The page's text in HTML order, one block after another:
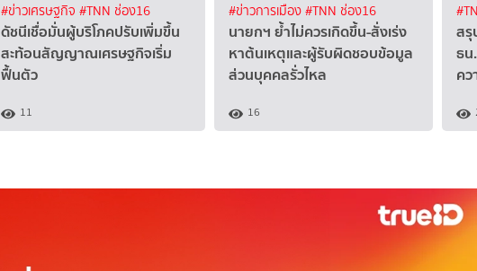
#ข่าวเศรษฐกิจ #TNN ช่อง16
ดัชนีเชื่อมั่นผู้บริโภคปรับเพิ่มขึ้น
สะท้อนสัญญาณเศรษฐกิจเริ่ม
ฟื้นตัว
11
#ข่าวการเมือง#TNN ช่อง16
นายกฯ ย้ำไม่ควรเกิดขึ้น-สั่งเร่ง
หาต้นเหตุและผู้รับผิดชอบข้อมูล
ส่วนบุคคลรั่วไหล
16
ส
ธน
ค